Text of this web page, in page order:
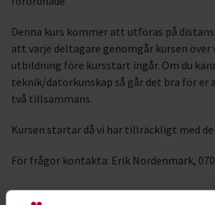
Denna kurs kommer att utföras på
att varje deltagare genomgår kursen över
utbildning före kursstart ingår. Om du
teknik/datorkunskap så går det bra för
två tillsammans.
Kursen startar då vi har tillräckligt med
För frågor kontakta: Erik Nordenmark,